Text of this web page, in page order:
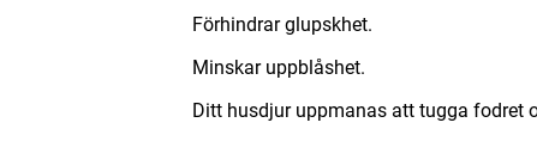
Förhindrar glupskhet.
Minskar uppblåshet.
Ditt husdjur uppmanas att tugga fodret